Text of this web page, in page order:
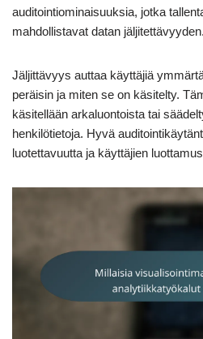
auditointiominaisuuksia, jotka
mahdollistavat datan jäljitettävyyden.
Jäljittävyys auttaa käyttäjiä
peräisin ja miten se on käsitelty.
käsitellään arkaluontoista tai
henkilötietoja. Hyvä
luotettavuutta ja käyttäjien